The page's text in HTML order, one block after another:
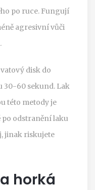
po ruce. Fungují
agresivní vůči
disk do
30-60 sekund. Lak
této metody je
odstranění laku
jinak riskujete
horká